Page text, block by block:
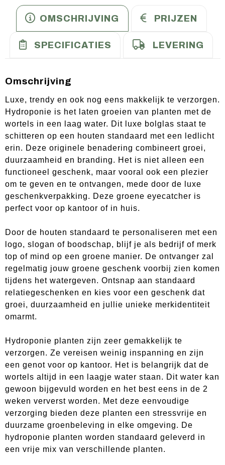
OMSCHRIJVING PRIJZEN
SPECIFICATIES LEVERING
Omschrijving
Luxe, trendy en ook nog eens makkelijk te verzorgen.
Hydroponie is het laten groeien van planten met de
wortels in een laag water. Dit luxe bolglas staat te
schitteren op een houten standaard met een ledlicht
erin. Deze originele benadering combineert groei,
duurzaamheid en branding. Het is niet alleen een
functioneel geschenk, maar vooral ook een plezier
om te geven en te ontvangen, mede door de luxe
geschenkverpakking. Deze groene eyecatcher is
perfect voor op kantoor of in huis.
Door de houten standaard te personaliseren met een
logo, slogan of boodschap, blijf je als bedrijf of merk
top of mind op een groene manier. De ontvanger zal
regelmatig jouw groene geschenk voorbij zien komen
tijdens het watergeven. Ontsnap aan standaard
relatiegeschenken en kies voor een geschenk dat
groei, duurzaamheid en jullie unieke merkidentiteit
omarmt.
Hydroponie planten zijn zeer gemakkelijk te
verzorgen. Ze vereisen weinig inspanning en zijn
een genot voor op kantoor. Het is belangrijk dat de
wortels altijd in een laagje water staan. Dit water kan
gewoon bijgevuld worden en het best eens in de 2
weken ververst worden. Met deze eenvoudige
verzorging bieden deze planten een stressvrije en
duurzame groenbeleving in elke omgeving. De
hydroponie planten worden standaard geleverd in
een vrije mix van verschillende planten.